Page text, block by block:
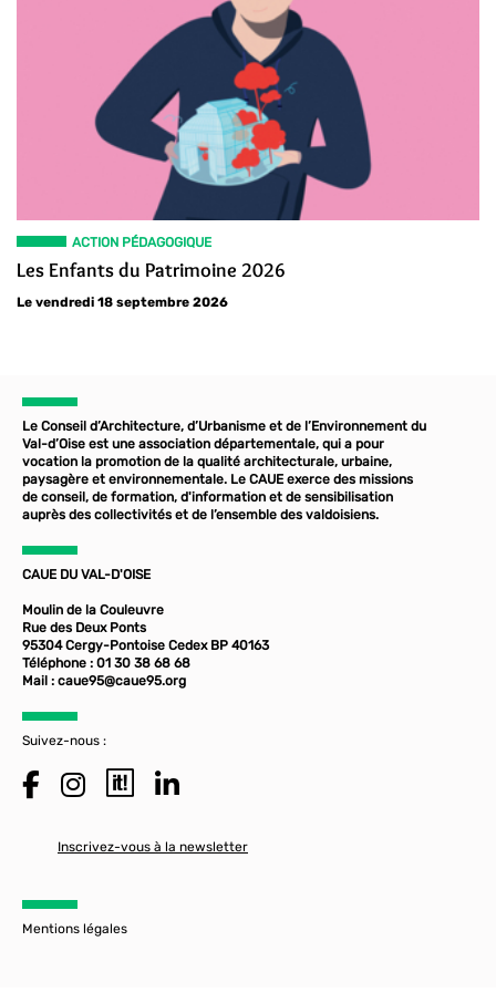
ACTION PÉDAGOGIQUE
Les Enfants du Patrimoine 2026
Le vendredi 18 septembre 2026
Le Conseil d’Architecture, d’Urbanisme et de l’Environnement du
Val-d’Oise est une association départementale, qui a pour
vocation la promotion de la qualité architecturale, urbaine,
paysagère et environnementale. Le CAUE exerce des missions
de conseil, de formation, d'information et de sensibilisation
auprès des collectivités et de l’ensemble des valdoisiens.
CAUE DU VAL-D'OISE
Moulin de la Couleuvre
Rue des Deux Ponts
95304 Cergy-Pontoise Cedex BP 40163
Téléphone : 01 30 38 68 68
Mail : caue95@caue95.org
Suivez-nous :
Inscrivez-vous à la newsletter
Mentions légales